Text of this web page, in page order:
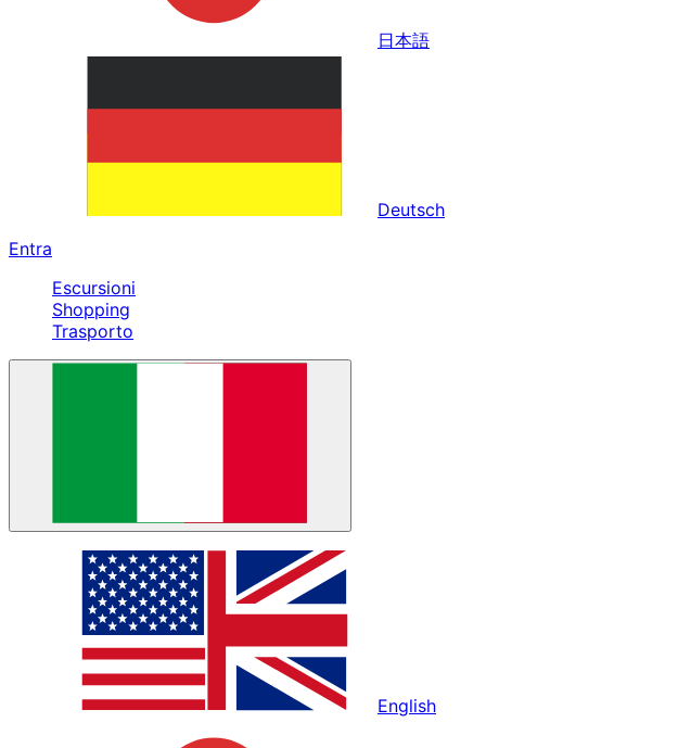
日本語
Deutsch
Entra
Escursioni
Shopping
Trasporto
English